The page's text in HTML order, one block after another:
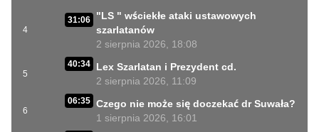
4
31:06
"LS " wściekłe ataki ustawowych
szarlatanów
2 sierpnia 2026, 18:08
5
40:34
Lex Szarlatan i Prezydent cd.
2 sierpnia 2026, 11:09
6
06:35 Czego nie może się doczekać dr Suwała?
1 sierpnia 2026, 16:01